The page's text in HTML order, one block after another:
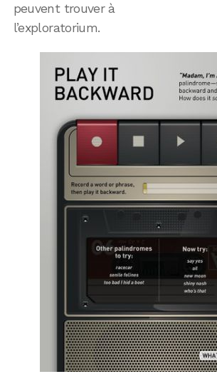
peuvent trouver à
l’exploratorium.